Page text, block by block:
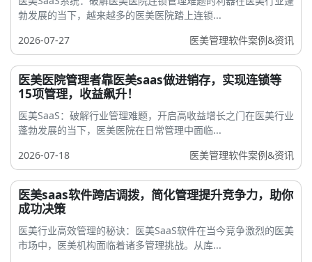
勃发展的当下，越来越多的医美医院踏上连锁...
2026-07-27
医美管理软件案例&资讯
医美医院管理者靠医美saas做进销存，实现连锁等
15项管理，收益飙升！
医美SaaS：破解行业管理难题，开启高收益增长之门在医美行业
蓬勃发展的当下，医美医院在日常管理中面临...
2026-07-18
医美管理软件案例&资讯
医美saas软件跨店调拨，简化管理提升竞争力，助你
成功决策
医美行业高效管理的秘诀：医美SaaS软件在当今竞争激烈的医美
市场中，医美机构面临着诸多管理挑战。从库...